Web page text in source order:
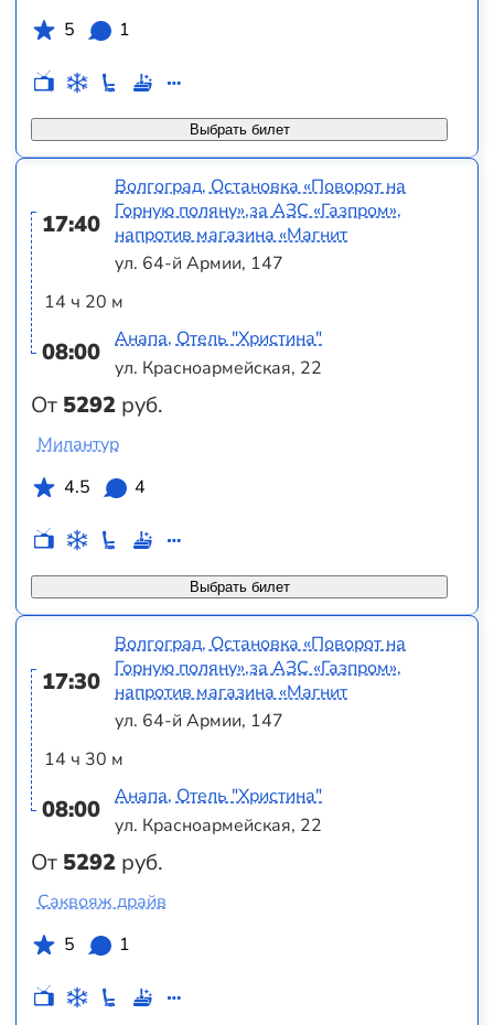
Выбрать билет
5
1
17:40
14 ч 20 м
08:00
От 5292 руб.
Волгоград, Остановка «Поворот на
Горную поляну»,за АЗС «Газпром»,
напротив магазина «Магнит
ул. 64-й Армии, 147
Анапа, Отель "Христина"
ул. Красноармейская, 22
Выбрать билет
Милантур
4.5
4
17:30
14 ч 30 м
08:00
От 5292 руб.
Волгоград, Остановка «Поворот на
Горную поляну»,за АЗС «Газпром»,
напротив магазина «Магнит
ул. 64-й Армии, 147
Анапа, Отель "Христина"
ул. Красноармейская, 22
Саквояж драйв
5
1